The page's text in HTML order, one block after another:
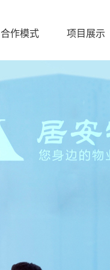
合作模式 项目展示